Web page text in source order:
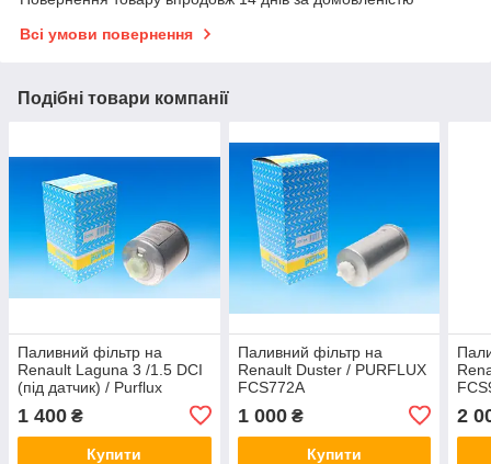
Всі умови повернення
Подібні товари компанії
Паливний фільтр на
Renault Laguna 3 /1.5 DCI
(під датчик) / Purflux
1 400 ₴
Купити
Паливний фільтр на
Renault Duster / PURFLUX
FCS772A
1 000₴
Купити
2